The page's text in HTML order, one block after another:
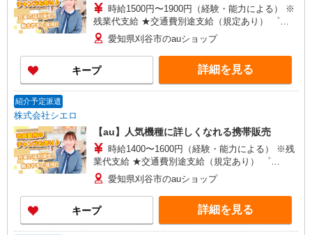
時給1500円〜1900円（経験・能力による） ※
残業代支給 ★交通費別途支給（規定あり） ゜
+゜・。○。・゜+゜・。○。・゜+゜ 入社祝い金10
万円支給(規定有) お友達を紹介頂くと, インセンテ
ィブ支給(規定有) ★月2回払い・週払い可能（規程
有）★ ゜・。○。・゜+゜・。○。・゜+゜
愛知県刈谷市のauショップ
キープ 詳細を見る
紹介予定派遣
株式会社シエロ
【au】人気機種に詳しくなれる携帯販売
時給1400〜1600円（経験・能力による） ※残
業代支給 ★交通費別途支給（規定あり） ゜
+゜・。○。・゜+゜・。○。・゜+゜ 入社祝い金10
万円支給(規定有) お友達を紹介頂くと, インセンテ
ィブ支給(規定有) ★月2回払い・週払い可能（規程
有）★ ゜・。○。・゜+゜・。○。・゜+゜
愛知県刈谷市のauショップ
キープ 詳細を見る